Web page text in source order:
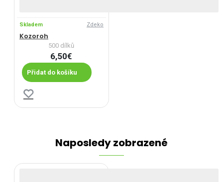
Skladem Zdeko
Kozoroh
500 dílků
6,50€
Přidat do košíku
Naposledy zobrazené